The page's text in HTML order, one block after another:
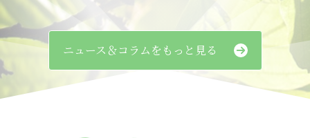
ニュース＆コラムをもっと見る